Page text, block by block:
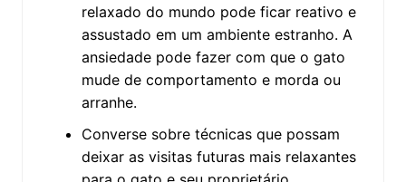
relaxado do mundo pode ficar reativo e
assustado em um ambiente estranho. A
ansiedade pode fazer com que o gato
mude de comportamento e morda ou
arranhe.
Converse sobre técnicas que possam
deixar as visitas futuras mais relaxantes